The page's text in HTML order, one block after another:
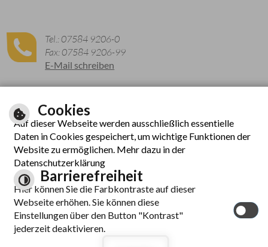
Tel.: 07584 9206-0
Fax: 07584 9206-99
E-Mail schreiben
Zu den aktuellen Öffnungszeiten
© cm city media GmbH
Inhalt| Hilfe |
Barrierefreiheit
Cookies
Auf dieser Webseite werden ausschließlich essentielle
Daten in Cookies gespeichert, um wichtige Funktionen der
Website zu ermöglichen. Mehr dazu in der
Datenschutzerklärung
Barrierefreiheit
Hier können Sie die Farbkontraste auf dieser
Webseite erhöhen. Sie können diese
Einstellungen über den Button "Kontrast"
jederzeit deaktivieren.